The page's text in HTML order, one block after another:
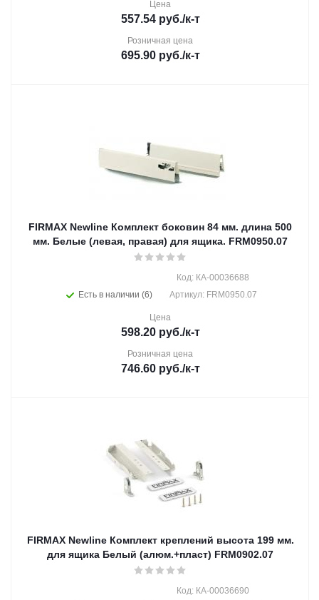
Цена
557.54руб./к-т
Розничная цена
695.90руб./к-т
FIRMAX Newline Комплект боковин 84 мм. длина 500
мм. Белые (левая, правая) для ящика. FRM0950.07
Есть в наличии (6)
Код: КА-00036688
Артикул: FRM0950.07
Цена
598.20руб./к-т
Розничная цена
746.60руб./к-т
FIRMAX Newline Комплект креплений высота 199 мм.
для ящика Белый (алюм.+пласт) FRM0902.07
Код: КА-00036690